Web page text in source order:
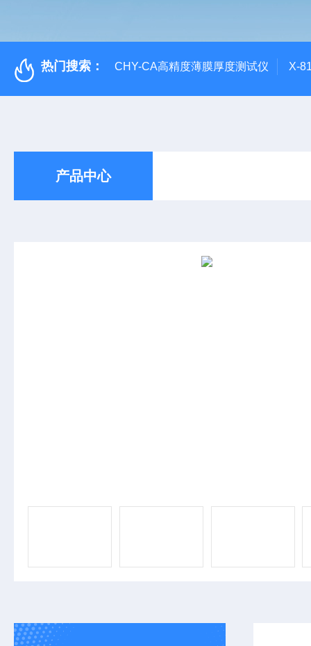
热门搜索： CHY-CA高精度薄膜厚度测试仪 X-
产品中心